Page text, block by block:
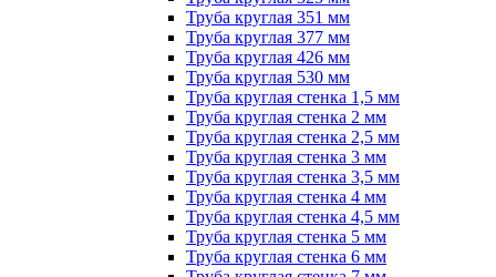
Труба круглая 351 мм
Труба круглая 377 мм
Труба круглая 426 мм
Труба круглая 530 мм
Труба круглая стенка 1,5 мм
Труба круглая стенка 2 мм
Труба круглая стенка 2,5 мм
Труба круглая стенка 3 мм
Труба круглая стенка 3,5 мм
Труба круглая стенка 4 мм
Труба круглая стенка 4,5 мм
Труба круглая стенка 5 мм
Труба круглая стенка 6 мм